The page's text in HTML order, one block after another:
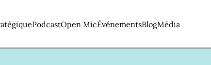
PodcastOpen MicÉvénementsBlogMédia